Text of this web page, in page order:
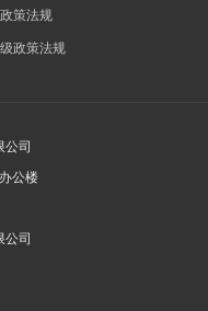
策法规
政策法规
司
公楼
公司